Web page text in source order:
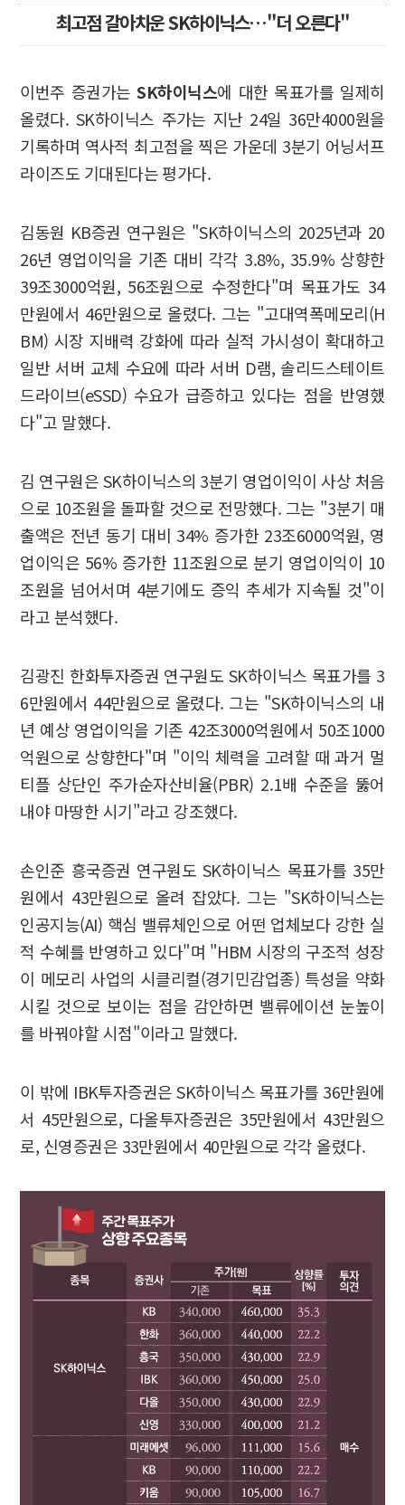
최고점 갈아치운 SK하이닉스…"더 오른다"
이번주 증권가는SK하이닉스에 대한 목표가를 일제히
올렸다. SK하이닉스 주가는 지난 24일 36만4000원을
기록하며 역사적 최고점을 찍은 가운데 3분기 어닝서프
라이즈도 기대된다는 평가다.
김동원 KB증권 연구원은 "SK하이닉스의 2025년과 20
26년 영업이익을 기존 대비 각각 3.8%, 35.9% 상향한
39조3000억원, 56조원으로 수정한다"며 목표가도 34
만원에서 46만원으로 올렸다. 그는 "고대역폭메모리(H
BM) 시장 지배력 강화에 따라 실적 가시성이 확대하고
일반 서버 교체 수요에 따라 서버 D램, 솔리드스테이트
드라이브(eSSD) 수요가 급증하고 있다는 점을 반영했
다"고 말했다.
김 연구원은 SK하이닉스의 3분기 영업이익이 사상 처음
으로 10조원을 돌파할 것으로 전망했다. 그는 "3분기 매
출액은 전년 동기 대비 34% 증가한 23조6000억원, 영
업이익은 56% 증가한 11조원으로 분기 영업이익이 10
조원을 넘어서며 4분기에도 증익 추세가 지속될 것"이
라고 분석했다.
김광진 한화투자증권 연구원도 SK하이닉스 목표가를 3
6만원에서 44만원으로 올렸다. 그는 "SK하이닉스의 내
년 예상 영업이익을 기존 42조3000억원에서 50조1000
억원으로 상향한다"며 "이익 체력을 고려할 때 과거 멀
티플 상단인 주가순자산비율(PBR) 2.1배 수준을 뚫어
내야 마땅한 시기"라고 강조했다.
손인준 흥국증권 연구원도 SK하이닉스 목표가를 35만
원에서 43만원으로 올려 잡았다. 그는 "SK하이닉스는
인공지능(AI) 핵심 밸류체인으로 어떤 업체보다 강한 실
적 수혜를 반영하고 있다"며 "HBM 시장의 구조적 성장
이 메모리 사업의 시클리컬(경기민감업종) 특성을 약화
시킬 것으로 보이는 점을 감안하면 밸류에이션 눈높이
를 바꿔야할 시점"이라고 말했다.
이 밖에 IBK투자증권은 SK하이닉스 목표가를 36만원에
서 45만원으로, 다올투자증권은 35만원에서 43만원으
로, 신영증권은 33만원에서 40만원으로 각각 올렸다.